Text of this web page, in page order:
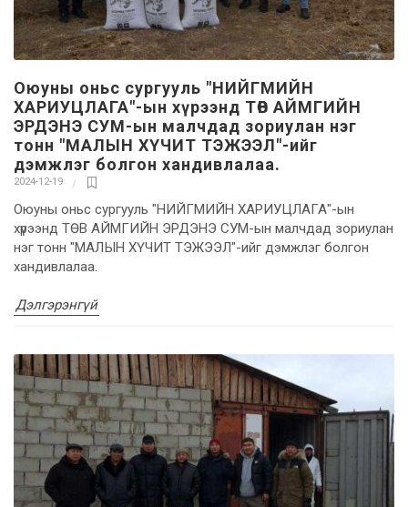
Оюуны оньс сургууль "НИЙГМИЙН
ХАРИУЦЛАГА"-ын хүрээнд ТӨВ АЙМГИЙН
ЭРДЭНЭ СУМ-ын малчдад зориулан нэг
тонн "МАЛЫН ХҮЧИТ ТЭЖЭЭЛ"-ийг
дэмжлэг болгон хандивлалаа.
2024-12-19
Оюуны оньс сургууль "НИЙГМИЙН ХАРИУЦЛАГА"-ын
хүрээнд ТӨВ АЙМГИЙН ЭРДЭНЭ СУМ-ын малчдад зориулан
нэг тонн "МАЛЫН ХҮЧИТ ТЭЖЭЭЛ"-ийг дэмжлэг болгон
хандивлалаа.
Дэлгэрэнгүй